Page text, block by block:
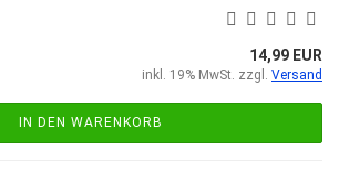
14,99 EUR
inkl. 19% MwSt. zzgl. Versand
IN DEN WARENKORB